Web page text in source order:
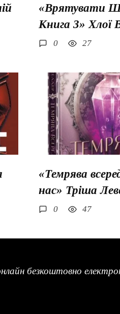
«Врятувати
Книга 3» Хлої
0 27
«Темрява
нас» Тріша
0 47
безкоштовно